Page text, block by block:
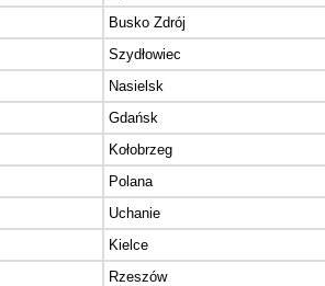
Busko Zdrój
Szydłowiec
Nasielsk
Gdańsk
Kołobrzeg
Polana
Uchanie
Kielce
Rzeszów